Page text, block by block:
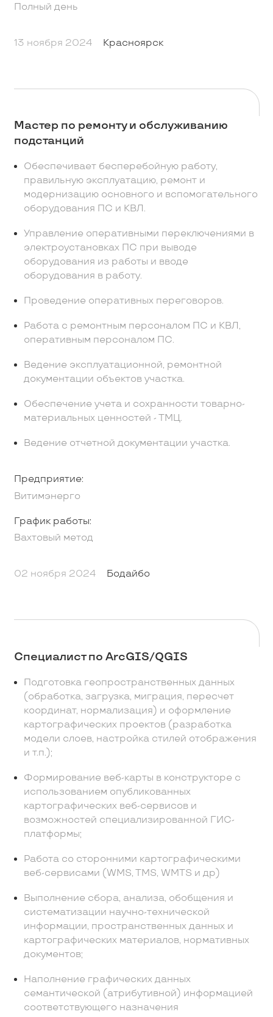
Полный день
13 ноября 2024 Красноярск
Мастер по ремонту и обслуживанию
подстанций
Обеспечивает бесперебойную работу,
правильную эксплуатацию, ремонт и
модернизацию основного и вспомогательного
оборудования ПС и КВЛ.
Управление оперативными переключениями в
электроустановках ПС при выводе
оборудования из работы и вводе
оборудования в работу.
Проведение оперативных переговоров.
Работа с ремонтным персоналом ПС и КВЛ,
оперативным персоналом ПС.
Ведение эксплуатационной, ремонтной
документации объектов участка.
Обеспечение учета и сохранности товарно-
материальных ценностей - ТМЦ.
Ведение отчетной документации участка.
Предприятие:
Витимэнерго
График работы:
Вахтовый метод
02 ноября 2024 Бодайбо
Специалист по ArcGIS/QGIS
Подготовка геопространственных данных
(обработка, загрузка, миграция, пересчет
координат, нормализация) и оформление
картографических проектов (разработка
модели слоев, настройка стилей отображения
и т.п.);
Формирование веб-карты в конструкторе с
использованием опубликованных
картографических веб-сервисов и
возможностей специализированной ГИС-
платформы;
Работа со сторонними картографическими
веб-сервисами (WMS, TMS, WMTS и др)
Выполнение сбора, анализа, обобщения и
систематизации научно-технической
информации, пространственных данных и
картографических материалов, нормативных
документов;
Наполнение графических данных
семантической (атрибутивной) информацией
соответствующего назначения